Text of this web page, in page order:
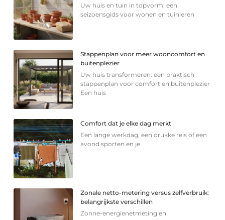
Uw huis en tuin in topvorm: een
seizoensgids voor wonen en tuinieren
Stappenplan voor meer wooncomfort en
buitenplezier
Uw huis transformeren: een praktisch
stappenplan voor comfort en buitenplezier
Een huis
Comfort dat je elke dag merkt
Een lange werkdag, een drukke reis of een
avond sporten en je
Zonale netto-metering versus zelfverbruik:
belangrijkste verschillen
Zonne-energienetmeting en